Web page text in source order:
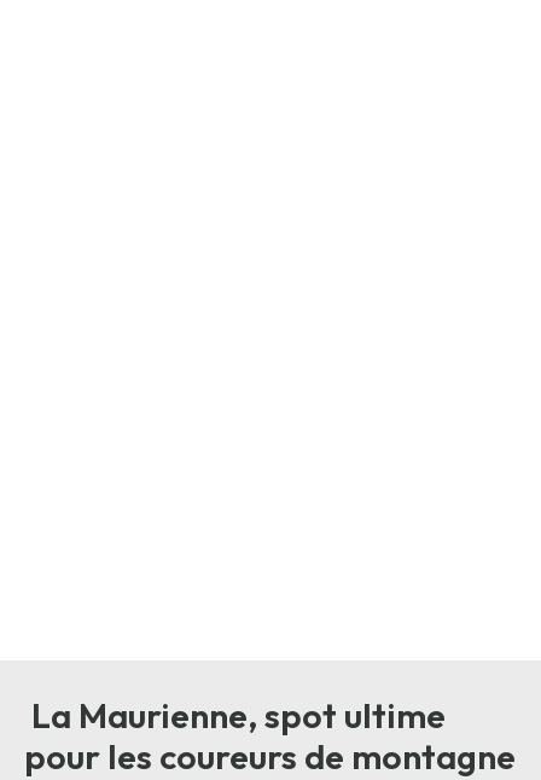
La Maurienne, spot ultime
pour les coureurs de montagne